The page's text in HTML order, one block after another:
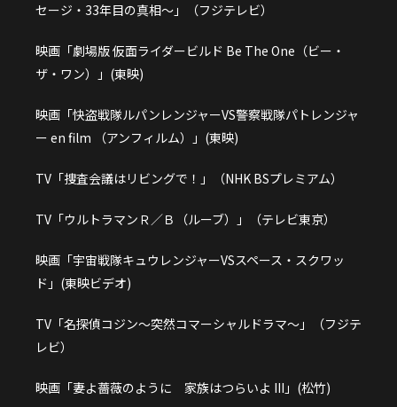
セージ・33年目の真相～」（フジテレビ）
映画「劇場版 仮面ライダービルド Be The One（ビー・
ザ・ワン）」(東映)
映画「快盗戦隊ルパンレンジャーVS警察戦隊パトレンジャ
ー en film （アンフィルム）」(東映)
TV「捜査会議はリビングで！」（NHK BSプレミアム）
TV「ウルトラマンＲ／Ｂ（ルーブ）」（テレビ東京）
映画「宇宙戦隊キュウレンジャーVSスペース・スクワッ
ド」(東映ビデオ)
TV「名探偵コジン～突然コマーシャルドラマ～」（フジテ
レビ）
映画「妻よ薔薇のように 家族はつらいよ III」(松竹)